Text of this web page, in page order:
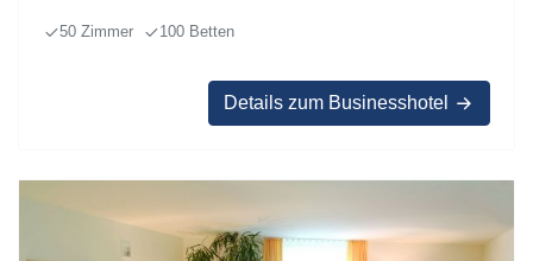
50 Zimmer 100 Betten
Details zum Businesshotel